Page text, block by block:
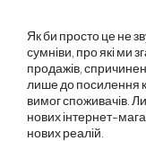
Як би просто це не
сумніви, про які ми
продажів,
лише до посилення
вимог споживачів.
нових інтернет-
нових реалій.